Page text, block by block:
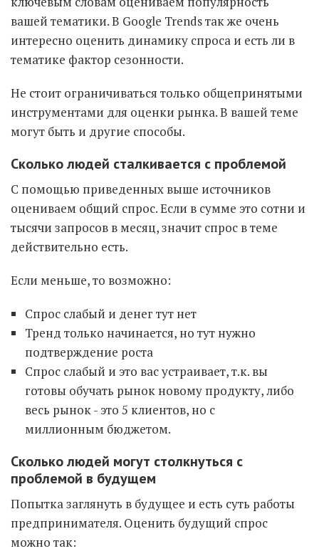
вашей тематики. В Google Trends так же очень
интересно оценить динамику спроса и есть ли в
тематике фактор сезонности.
Не стоит ограничиваться только общепринятыми
инструментами для оценки рынка. В вашей теме
могут быть и другие способы.
Сколько людей сталкивается с проблемой
С помощью приведенных выше источников
оцениваем общий спрос. Если в сумме это сотни и
тысячи запросов в месяц, значит спрос в теме
действительно есть.
Если меньше, то возможно:
Спрос слабый и денег тут нет
Тренд только начинается, но тут нужно
подтверждение роста
Спрос слабый и это вас устраивает, т.к. вы
готовы обучать рынок новому продукту, либо
весь рынок - это 5 клиентов, но с
миллионным бюджетом.
Сколько людей могут столкнуться с
проблемой в будущем
Попытка заглянуть в будущее и есть суть работы
предпринимателя. Оценить будущий спрос
можно так: